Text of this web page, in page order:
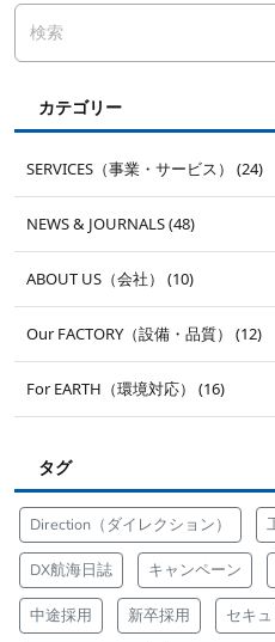
カテゴリー
SERVICES（事業・サービス） (24)
NEWS & JOURNALS (48)
ABOUT US（会社） (10)
Our FACTORY（設備・品質） (12)
For EARTH（環境対応） (16)
タグ
Direction（ダイレクション）
DX航海日誌 キャンペーン
中途採用 新卒採用 セキ